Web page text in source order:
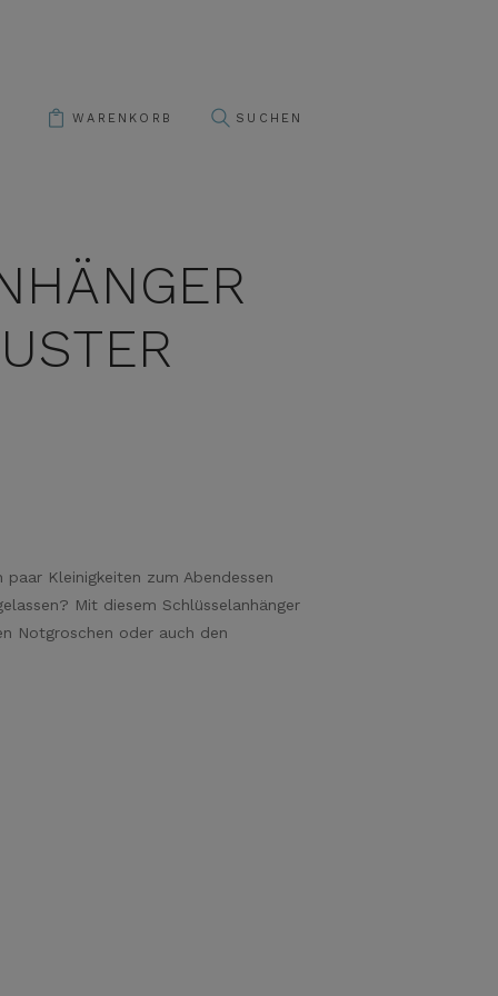
WARENKORB
Kleinigkeiten zum Abendessen
Mit diesem Schlüsselanhänger
Notgroschen oder auch den